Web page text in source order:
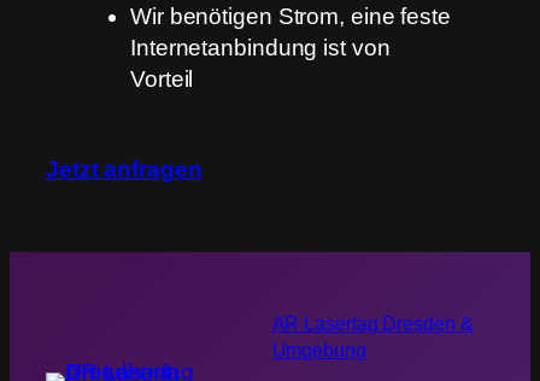
Wir benötigen Strom, eine feste
Internetanbindung ist von
Vorteil
Jetzt anfragen
AR Lasertag Dresden &
Umgebung